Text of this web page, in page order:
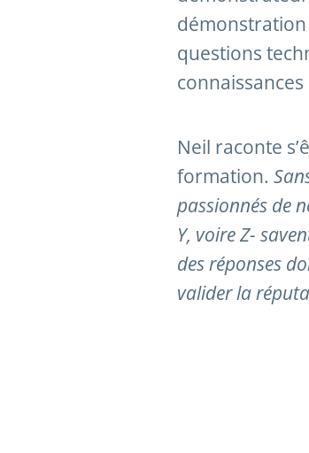
démonstration
questions
Neil raconte
formation.
passionnés de
Y, voire Z-
des réponses
valider la